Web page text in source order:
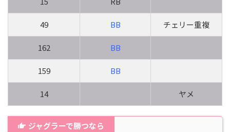
49 BB チェリー重複
162 BB
159 BB
14 ヤメ
ジャグラーで勝つなら